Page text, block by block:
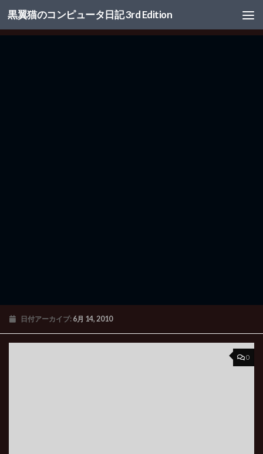
コンテンツへスキップ
黒翼猫のコンピュータ日記 3rd Edition
日付アーカイブ: 6月 14, 2010
0